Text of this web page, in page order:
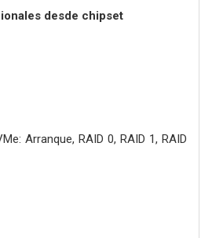
desde chipset
Arranque, RAID 0, RAID 1, RAID